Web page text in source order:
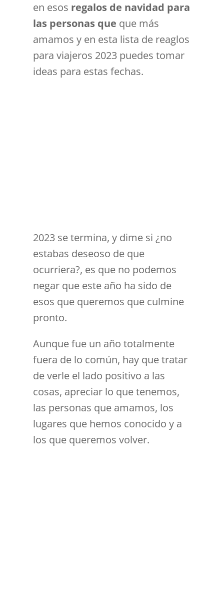
en esos regalos de navidad para
las personas que que más
amamos y en esta lista de reaglos
para viajeros 2023 puedes tomar
ideas para estas fechas.
2023 se termina, y dime si ¿no
estabas deseoso de que
ocurriera?, es que no podemos
negar que este año ha sido de
esos que queremos que culmine
pronto.
Aunque fue un año totalmente
fuera de lo común, hay que tratar
de verle el lado positivo a las
cosas, apreciar lo que tenemos,
las personas que amamos, los
lugares que hemos conocido y a
los que queremos volver.